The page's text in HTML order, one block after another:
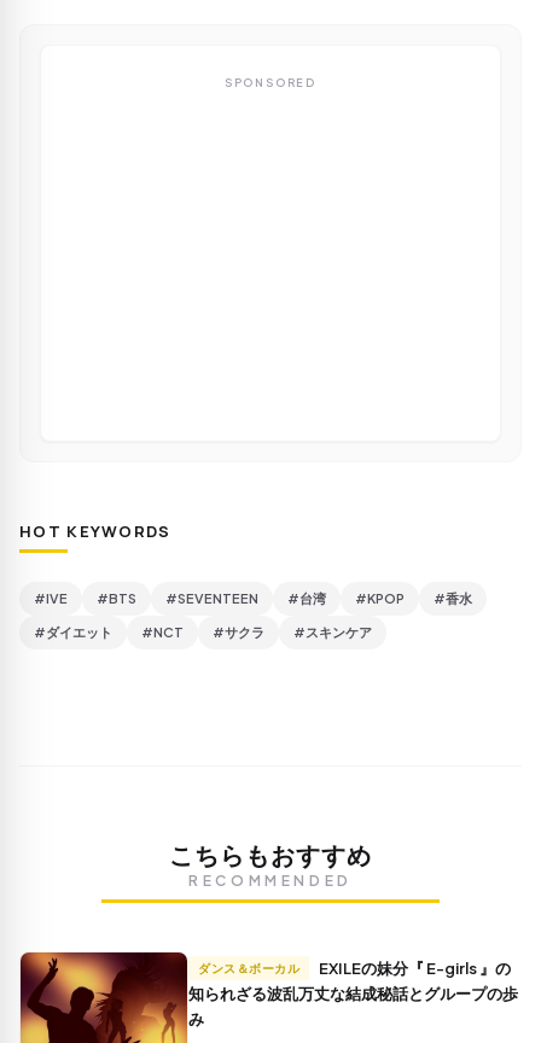
SPONSORED
HOT KEYWORDS
#IVE #BTS #SEVENTEEN #台湾 #KPOP #香水
#ダイエット #NCT #サクラ #スキンケア
こちらもおすすめ
RECOMMENDED
ダンス＆ボーカル
知られざる波乱万丈な結成秘話とグループの歩
み